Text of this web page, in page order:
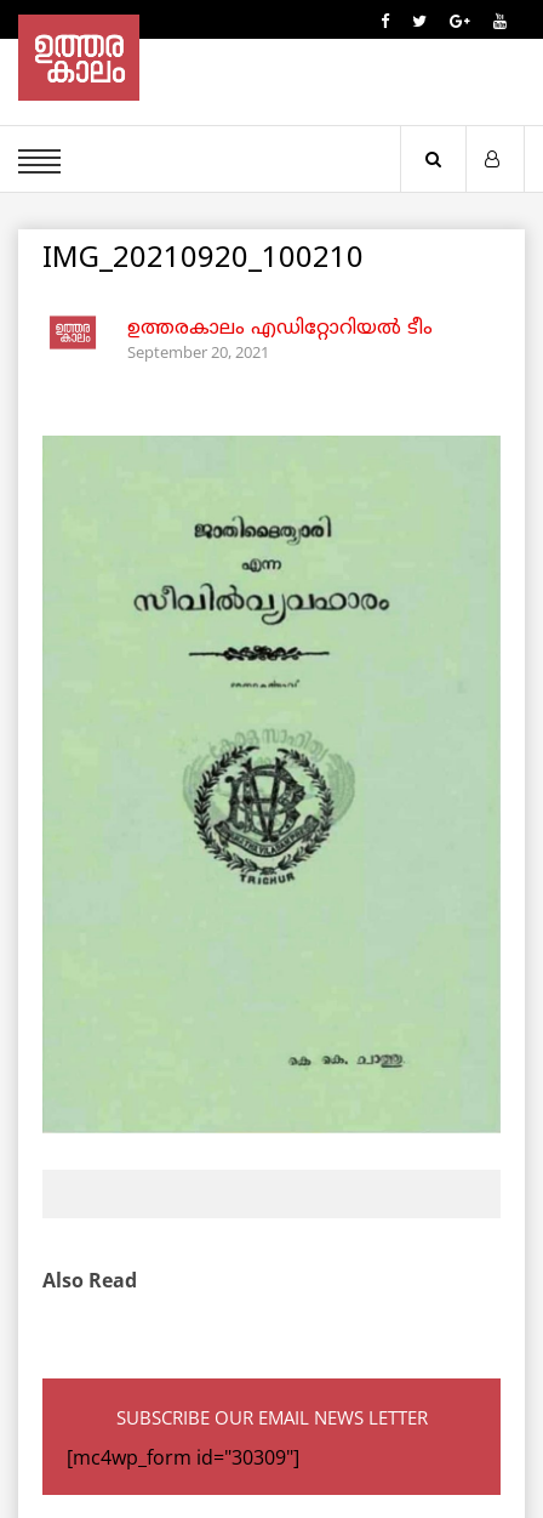
IMG_20210920_100210
ഉത്തരകാലം എഡിറ്റോറിയല്‍ ടീം
September 20, 2021
Also Read
SUBSCRIBE OUR EMAIL NEWS LETTER
[mc4wp_form id="30309"]